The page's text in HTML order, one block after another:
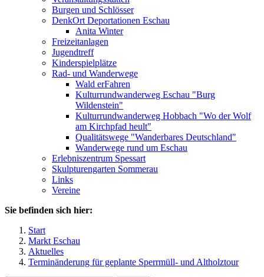
Burgen und Schlösser
DenkOrt Deportationen Eschau
Anita Winter
Freizeitanlagen
Jugendtreff
Kinderspielplätze
Rad- und Wanderwege
Wald erFahren
Kulturrundwanderweg Eschau "Burg
Wildenstein"
Kulturrundwanderweg Hobbach "Wo der Wolf
am Kirchpfad heult"
Qualitätswege "Wanderbares Deutschland"
Wanderwege rund um Eschau
Erlebniszentrum Spessart
Skulpturengarten Sommerau
Links
Vereine
Sie befinden sich hier:
Start
Markt Eschau
Aktuelles
Terminänderung für geplante Sperrmüll- und Altholztour